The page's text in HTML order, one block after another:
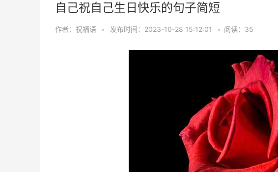
自己祝自己生日快乐的句子简短
作者：祝福语 • 发布时间：2023-10-28 15:12:01 • 阅读：35